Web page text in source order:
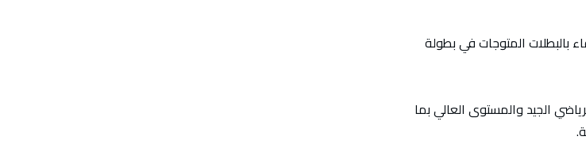
بالبطلات المتوجات في بطولة
الجيد والمستوى العالي بما